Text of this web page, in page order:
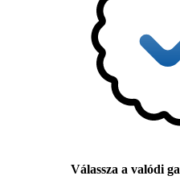
Válassza a valódi